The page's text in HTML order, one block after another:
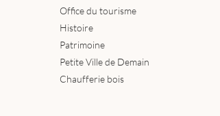
Office du tourisme
Histoire
Patrimoine
Petite Ville de Demain
Chaufferie bois